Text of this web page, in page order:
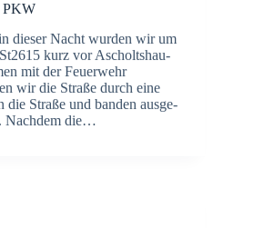
PKW
die­ser Nacht wur­den wir um
kurz vor Ascholts­hau­
mit der Feu­er­wehr
wir die Stra­ße durch eine
die Stra­ße und ban­den aus­ge­
Nach­dem die…